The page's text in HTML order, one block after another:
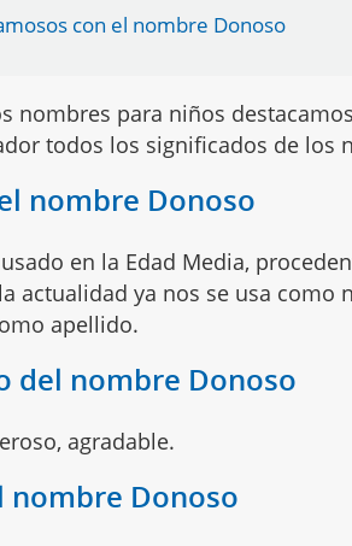
con el nombre Donoso
nombres para niños
todos los significados de los
nombre Donoso
en la Edad Media,
actualidad ya nos se usa como
apellido.
del nombre Donoso
agradable.
nombre Donoso